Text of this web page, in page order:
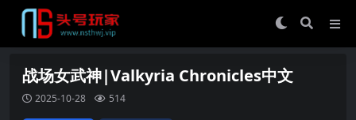
战场女武神|Valkyria Chronicles中文
2025-10-28 514